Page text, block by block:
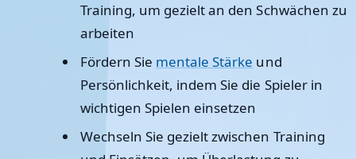
Training, um gezielt an den Schwächen zu
arbeiten
Fördern Sie mentale Stärke und
Persönlichkeit, indem Sie die Spieler in
wichtigen Spielen einsetzen
Wechseln Sie gezielt zwischen Training